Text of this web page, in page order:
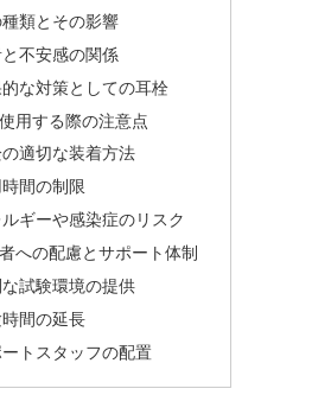
類とその影響
不安感の関係
な対策としての耳栓
用する際の注意点
適切な装着方法
間の制限
ギーや感染症のリスク
への配慮とサポート体制
試験環境の提供
間の延長
トスタッフの配置